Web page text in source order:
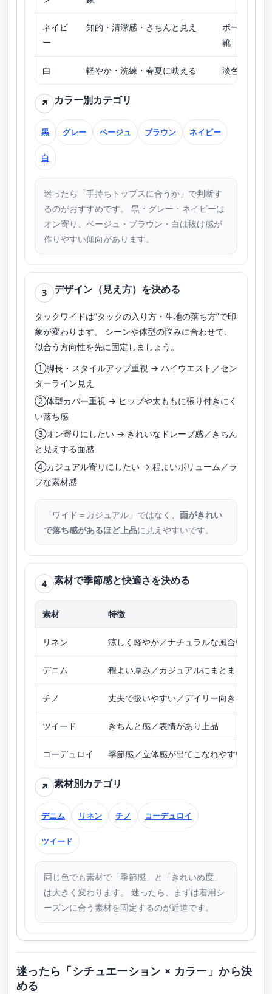
ネイビ
ー
知的・清潔感・きちんと見え
ボーダー／
靴
白 軽やか・洗練・春夏に映える 淡色トップ
↗ カラー別カテゴリ
黒 グレー ベージュ ブラウン ネイビー
白
迷ったら「手持ちトップスに合うか」で判断す
るのがおすすめです。 黒・グレー・ネイビーは
オン寄り、ベージュ・ブラウン・白は抜け感が
作りやすい傾向があります。
3 デザイン（見え方）を決める
タックワイドは“タックの入り方・生地の落ち方”で印
象が変わります。 シーンや体型の悩みに合わせて、
似合う方向性を先に固定しましょう。
①脚長・スタイルアップ重視 → ハイウエスト／セン
ターライン見え
②体型カバー重視 → ヒップや太ももに張り付きにく
い落ち感
③オン寄りにしたい → きれいなドレープ感／きちん
と見えする面感
④カジュアル寄りにしたい → 程よいボリューム／ラ
フな素材感
「ワイド＝カジュアル」ではなく、 面がきれい
で落ち感があるほど上品に見えやすいです。
4 素材で季節感と快適さを決める
素材 特徴
リネン 涼しく軽やか／ナチュラルな風合い
デニム 程よい厚み／カジュアルにまとまる
チノ 丈夫で扱いやすい／デイリー向き
ツイード きちんと感／表情があり上品
コーデュロイ 季節感／立体感が出てこなれやすい
↗ 素材別カテゴリ
デニム リネン チノ コーデュロイ
ツイード
同じ色でも素材で「季節感」と「きれいめ度」
は大きく変わります。 迷ったら、まずは着用シ
ーズンに合う素材を固定するのが近道です。
迷ったら「シチュエーション × カラー」から決
める